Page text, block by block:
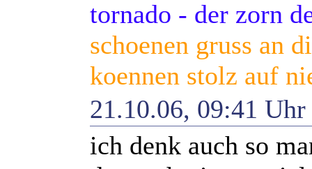
tornado - der zorn
schoenen gruss an
koennen stolz auf
21.10.06, 09:41 Uhr
ich denk auch so